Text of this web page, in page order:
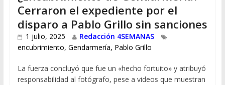
Cerraron el expediente por el
disparo a Pablo Grillo sin sanciones
1 julio, 2025
Redacción 4SEMANAS
encubrimiento, Gendarmería, Pablo Grillo
La fuerza concluyó que fue un «hecho fortuito» y atribuyó
responsabilidad al fotógrafo, pese a videos que muestran